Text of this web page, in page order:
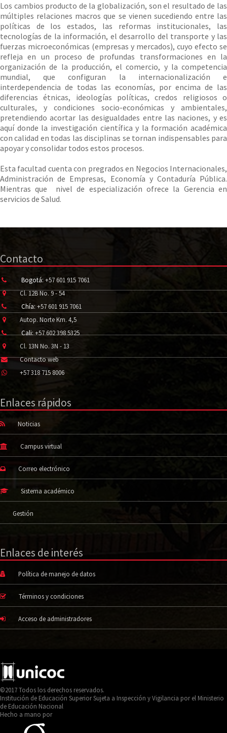
Los cambios producto de la globalización, son el resultado de las
múltiples relaciones macros que se vienen sucediendo entre las
políticas de los estados, las reformas institucionales, las
tecnologías de la información, el desarrollo del transporte y las
fuerzas microeconómicas (empresas y mercados), cuyo efecto se
refleja en un proceso de profundas transformaciones en la
organización de la producción, el comercio, y la competencia
mundial, que configuran la internacionalización e
interdependencia de todas las economías, por encima de las
diferencias étnicas, ideologías políticas, credos religiosos o
culturales, y condiciones socio-económicas y ambientales,
pretendiendo acortar las desigualdades entre las naciones, y es
aquí donde la investigación científica y la formación académica
con calidad en todas las disciplinas se tornan indispensables para
apoyar y consolidar todos estos procesos.
Esta facultad cuenta con pregrados en Negocios Internacionales,
Administración de Empresas, Economía y Contaduría Pública.
Mientras que nivel de especialización ofrece la Gerencia en
servicios de Salud.
Contacto
Bogotá: +57 601 915 7061
Cl. 12B No. 9 - 54
Chía: +57 601 915 7061
Autop. Norte Km. 4,5
Cali: +57 602 398 5325
Cl. 13N No. 3N - 13
Contacto web
+57 318 715 8006
Enlaces rápidos
Noticias
Campus virtual
Correo electrónico
Sistema académico
Gestión
Enlaces de interés
Política de manejo de datos
Términos y condiciones
Acceso de administradores
©2017 Todos los derechos reservados.
Institución de Educación Superior Sujeta a Inspección y Vigilancia por el Ministerio
de Educación Nacional
Hecho a mano por